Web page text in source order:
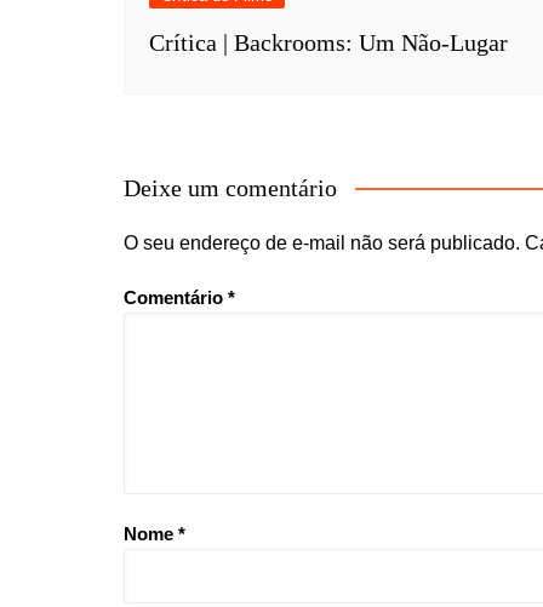
Crítica | Backrooms: Um Não-Lugar
Deixe um comentário
O seu endereço de e-mail não será publicado.
Comentário *
Nome *